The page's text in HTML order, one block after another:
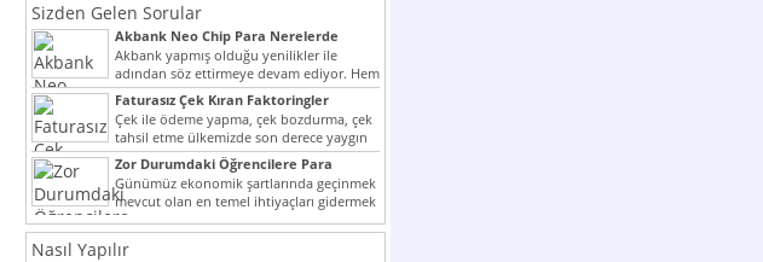
Sizden Gelen Sorular
Akbank Neo Chip Para Nerelerde
Kullanılır?
Akbank yapmış olduğu yenilikler ile
adından söz ettirmeye devam ediyor. Hem
müşteri potansiyelini arttırmak hem...
Faturasız Çek Kıran Faktoringler
Çek ile ödeme yapma, çek bozdurma, çek
tahsil etme ülkemizde son derece yaygın
bir şekilde...
Zor Durumdaki Öğrencilere Para
Yardımı
Günümüz ekonomik şartlarında geçinmek
mevcut olan en temel ihtiyaçları gidermek
dahi son derece zor olmak...
Nasıl Yapılır